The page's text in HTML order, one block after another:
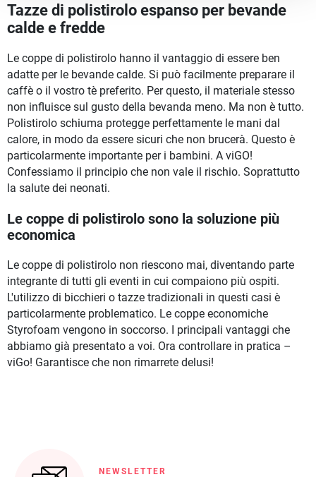
Tazze di polistirolo espanso per bevande
calde e fredde
Le coppe di polistirolo hanno il vantaggio di essere ben
adatte per le bevande calde. Si può facilmente preparare il
caffè o il vostro tè preferito. Per questo, il materiale stesso
non influisce sul gusto della bevanda meno. Ma non è tutto.
Polistirolo schiuma protegge perfettamente le mani dal
calore, in modo da essere sicuri che non brucerà. Questo è
particolarmente importante per i bambini. A viGO!
Confessiamo il principio che non vale il rischio. Soprattutto
la salute dei neonati.
Le coppe di polistirolo sono la soluzione più
economica
Le coppe di polistirolo non riescono mai, diventando parte
integrante di tutti gli eventi in cui compaiono più ospiti.
L'utilizzo di bicchieri o tazze tradizionali in questi casi è
particolarmente problematico. Le coppe economiche
Styrofoam vengono in soccorso. I principali vantaggi che
abbiamo già presentato a voi. Ora controllare in pratica –
viGo! Garantisce che non rimarrete delusi!
NEWSLETTER